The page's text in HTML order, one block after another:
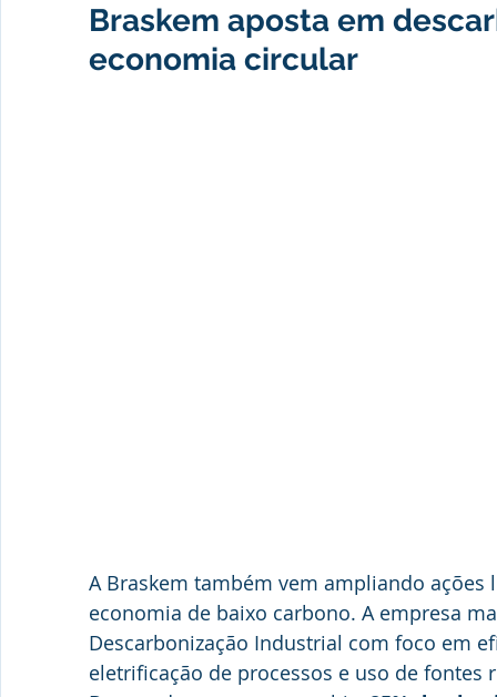
Braskem aposta em
economia circular
A Braskem também vem ampliando
economia de baixo carbono. A empresa
Descarbonização Industrial com foco em
eletrificação de processos e uso de fontes